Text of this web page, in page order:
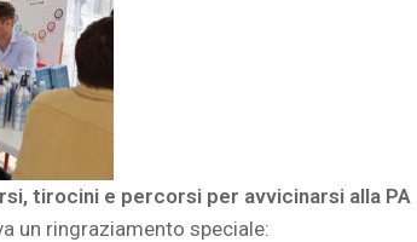
tirocini e percorsi per avvicinarsi alla PA
un ringraziamento speciale: